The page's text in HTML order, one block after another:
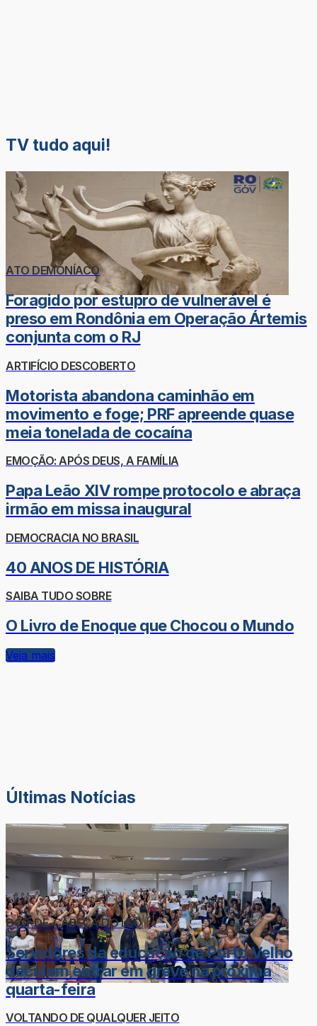
TV tudo aqui!
ATO DEMONÍACO
Foragido por estupro de vulnerável é
preso em Rondônia em Operação Ártemis
conjunta com o RJ
ARTIFÍCIO DESCOBERTO
Motorista abandona caminhão em
movimento e foge; PRF apreende quase
meia tonelada de cocaína
EMOÇÃO: APÓS DEUS, A FAMÍLIA
Papa Leão XIV rompe protocolo e abraça
irmão em missa inaugural
DEMOCRACIA NO BRASIL
40 ANOS DE HISTÓRIA
SAIBA TUDO SOBRE
O Livro de Enoque que Chocou o Mundo
Veja mais
Últimas Notícias
DOR-DE-CABEÇA DO LÉO
Servidores da educação de Porto Velho
decidem entrar em greve na próxima
quarta-feira
VOLTANDO DE QUALQUER JEITO